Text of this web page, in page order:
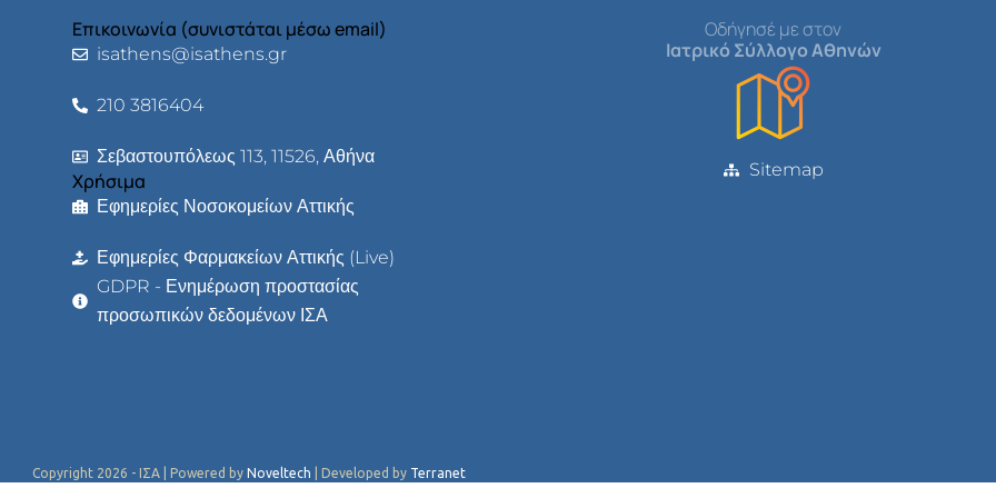
Επικοινωνία (συνιστάται μέσω email)
isathens@isathens.gr
210 3816404
Σεβαστουπόλεως 113, 11526, Αθήνα
Χρήσιμα
Εφημερίες Νοσοκομείων Αττικής
Εφημερίες Φαρμακείων Αττικής (Live)
GDPR - Ενημέρωση προστασίας
προσωπικών δεδομένων ΙΣΑ
Οδήγησέ με στον
Ιατρικό Σύλλογο Αθηνών
Sitemap
Copyright 2026 - ΙΣΑ | Powered by Noveltech | Developed by Terranet